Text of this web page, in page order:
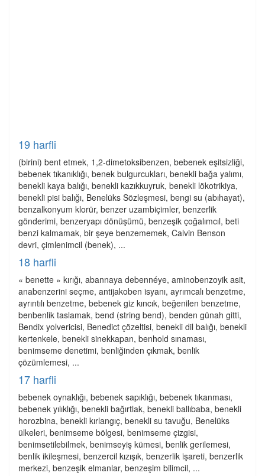
19 harfli
(birini) bent etmek, 1,2-dimetoksibenzen, bebenek eşitsizliği,
bebenek tıkanıklığı, benek bulgurcukları, benekli bağa yalımı,
benekli kaya balığı, benekli kazıkkuyruk, benekli lökotrikiya,
benekli pisi balığı, Benelüks Sözleşmesi, bengi su (abıhayat),
benzalkonyum klorür, benzer uzambiçimler, benzerlik
gönderimi, benzeryapı dönüşümü, benzeşik çoğalımcıl, beti
benzi kalmamak, bir şeye benzememek, Calvin Benson
devri, çimlenimcil (benek), ...
18 harfli
« benette » kırığı, abannaya debennéye, aminobenzoyik asit,
anabenzerini seçme, antijakoben isyanı, ayrımcalı benzetme,
ayrıntılı benzetme, bebenek giz kıncık, beğenilen benzetme,
benbenlik taslamak, bend (string bend), benden günah gitti,
Bendix yolvericisi, Benedict çözeltisi, benekli dil balığı, benekli
kertenkele, benekli sinekkapan, benhold sınaması,
benimseme denetimi, benliğinden çıkmak, benlik
çözümlemesi, ...
17 harfli
bebenek oynaklığı, bebenek sapıklığı, bebenek tıkanması,
bebenek yılıklığı, benekli bağırtlak, benekli ballıbaba, benekli
horozbina, benekli kırlangıç, benekli su tavuğu, Benelüks
ülkeleri, benimseme bölgesi, benimseme çizgisi,
benimsetilebilmek, benimseyiş kümesi, benlik gerilemesi,
benlik ikileşmesi, benzercil kızışık, benzerlik işareti, benzerlik
merkezi, benzeşik elmanlar, benzeşim bilimcil, ...